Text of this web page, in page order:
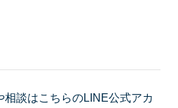
相談はこちらのLINE公式アカ